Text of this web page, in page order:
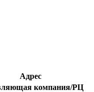
Адрес
компания/РЦ